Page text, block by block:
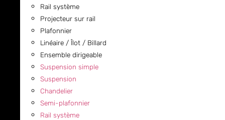
Rail système
Projecteur sur rail
Plafonnier
Linéaire / Îlot / Billard
Ensemble dirigeable
Suspension simple
Suspension
Chandelier
Semi-plafonnier
Rail système